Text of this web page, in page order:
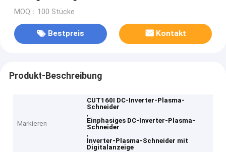
MOQ：100 Stücke
Bestpreis Kontakt
Produkt-Beschreibung
Markieren
CUT160I DC-Inverter-Plasma-
Schneider
,
Einphasiges DC-Inverter-Plasma-
Schneider
,
Inverter-Plasma-Schneider mit
Digitalanzeige